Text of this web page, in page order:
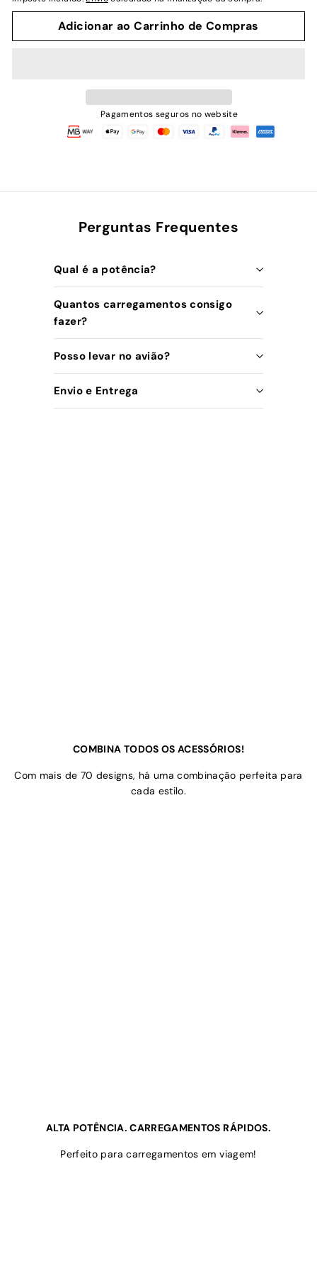
Adicionar ao Carrinho de Compras
Pagamentos seguros no website
Perguntas Frequentes
Qual é a potência?
Quantos carregamentos consigo
fazer?
Posso levar no avião?
Envio e Entrega
COMBINA TODOS OS ACESSÓRIOS!
Com mais de 70 designs, há uma combinação perfeita para
cada estilo.
ALTA POTÊNCIA. CARREGAMENTOS RÁPIDOS.
Perfeito para carregamentos em viagem!